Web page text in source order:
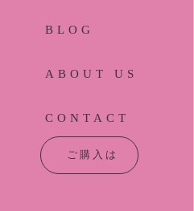
BLOG
ABOUT US
CONTACT
ご購入は